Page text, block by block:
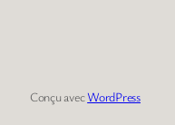
Conçu avecWordPress